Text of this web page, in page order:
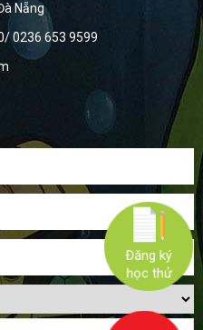
Đăng ký
học thử
Nẵng
0236 653 9599